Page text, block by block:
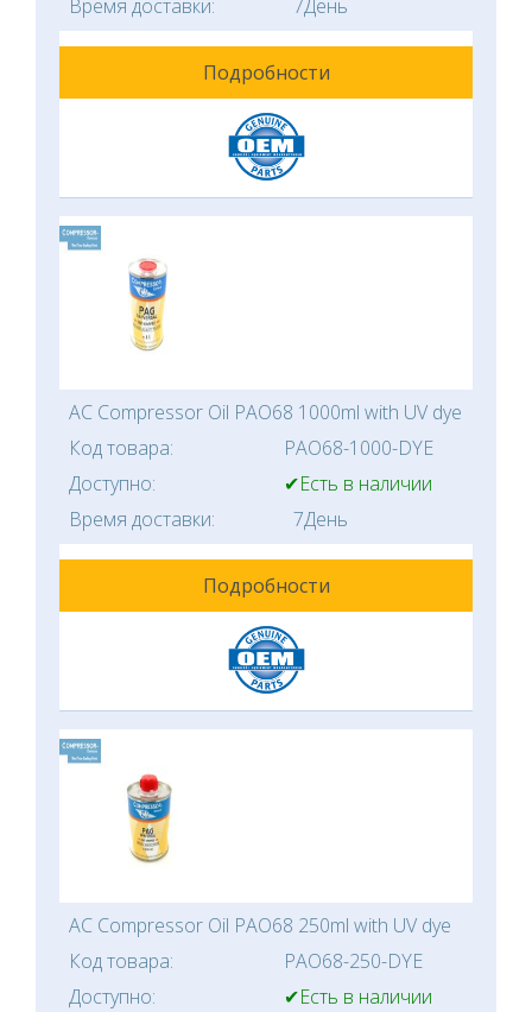
Время доставки: 7День
Подробности
AC Compressor Oil PAO68 1000ml with UV dye
Код товара:
PAO68-1000-DYE
Доступно:
✔Есть в наличии
Время доставки:
7День
Подробности
AC Compressor Oil PAO68 250ml with UV dye
Код товара:
PAO68-250-DYE
Доступно:
✔Есть в наличии